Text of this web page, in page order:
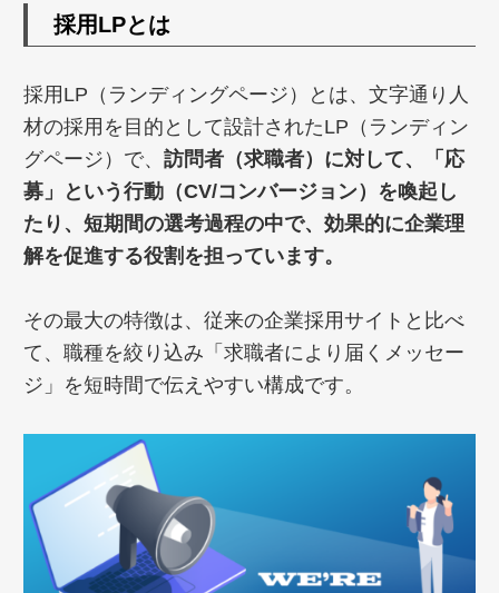
採用LPとは
採用LP（ランディングページ）とは、文字通り人
材の採用を目的として設計されたLP（ランディン
グページ）で、 訪問者（求職者）に対して、「応
募」という行動（CV/コンバージョン）を喚起し
たり、短期間の選考過程の中で、効果的に企業理
解を促進する役割を担っています。
その最大の特徴は、従来の企業採用サイトと比べ
て、職種を絞り込み「求職者により届くメッセー
ジ」を短時間で伝えやすい構成です。